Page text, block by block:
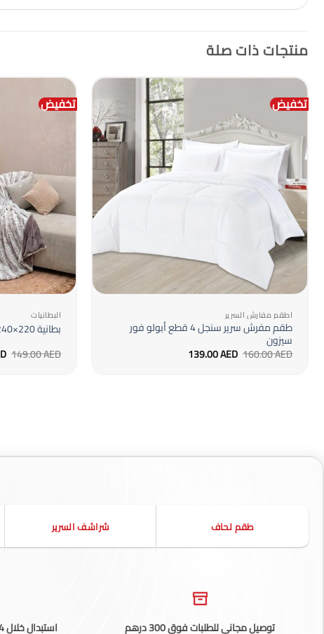
منتجات ذات صلة
تخفيض
اطقم مفارش السرير
طقم مفرش سرير سنجل 4 قطع أبولو فور
سيزون
160.00AED السعر
الأصلي139.00AED
تخفيض
البطانيات
بطانية 220×240سم فوكس جوري
149.00AED
طقم لحاف شراشف السرير
توصيل مجاني للطلبات فوق 300 درهم استبدال خلال 14 يوم، تطبق الشروط والأحكام